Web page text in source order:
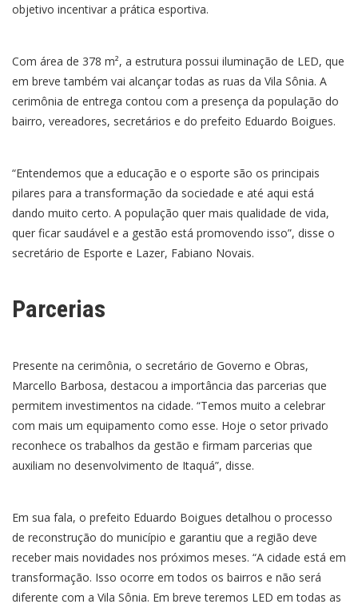
objetivo incentivar a prática esportiva.
Com área de 378 m², a estrutura possui iluminação de LED, que
em breve também vai alcançar todas as ruas da Vila Sônia. A
cerimônia de entrega contou com a presença da população do
bairro, vereadores, secretários e do prefeito Eduardo Boigues.
“Entendemos que a educação e o esporte são os principais
pilares para a transformação da sociedade e até aqui está
dando muito certo. A população quer mais qualidade de vida,
quer ficar saudável e a gestão está promovendo isso”, disse o
secretário de Esporte e Lazer, Fabiano Novais.
Parcerias
Presente na cerimônia, o secretário de Governo e Obras,
Marcello Barbosa, destacou a importância das parcerias que
permitem investimentos na cidade. “Temos muito a celebrar
com mais um equipamento como esse. Hoje o setor privado
reconhece os trabalhos da gestão e firmam parcerias que
auxiliam no desenvolvimento de Itaquá”, disse.
Em sua fala, o prefeito Eduardo Boigues detalhou o processo
de reconstrução do município e garantiu que a região deve
receber mais novidades nos próximos meses. “A cidade está em
transformação. Isso ocorre em todos os bairros e não será
diferente com a Vila Sônia. Em breve teremos LED em todas as